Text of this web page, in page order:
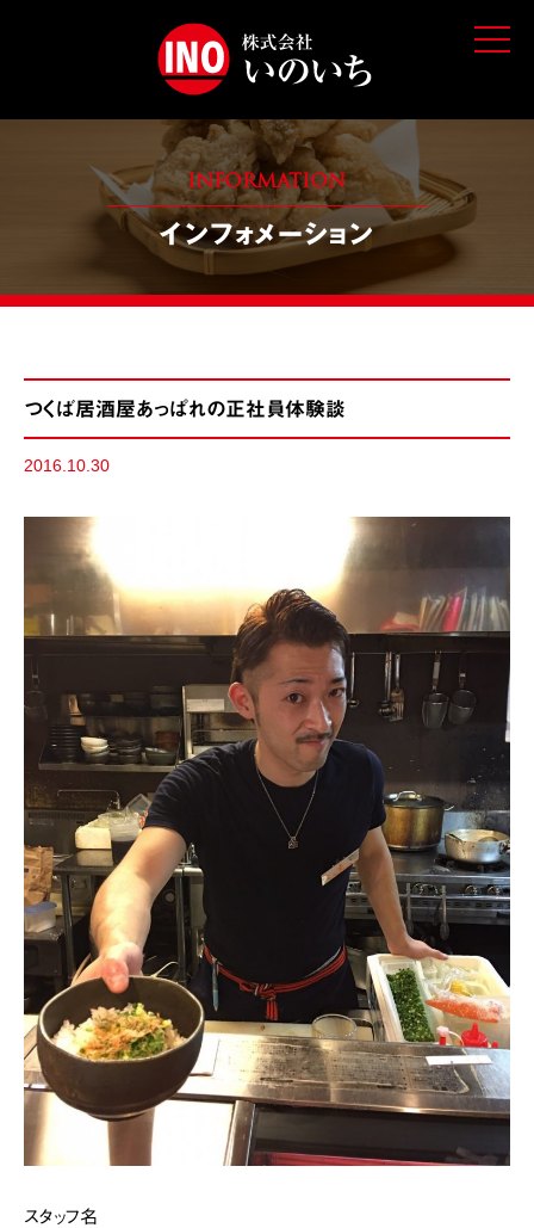
t
o
n
INFORMATION
インフォメーション
つくば居酒屋あっぱれの正社員体験談
2016.10.30
スタッフ名